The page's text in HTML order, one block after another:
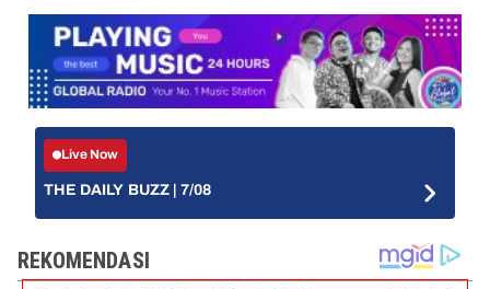
Live Now
THE DAILY BUZZ | 7/08